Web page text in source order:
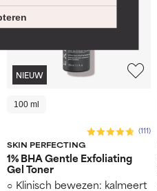
NIEUW
100 ml
SKIN PERFECTING
(111)
1% BHA Gentle Exfoliating
Gel Toner
Klinisch bewezen: kalmeert